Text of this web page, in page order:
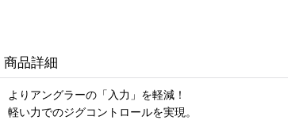
商品詳細
よりアングラーの「入力」を軽減！
軽い力でのジグコントロールを実現。